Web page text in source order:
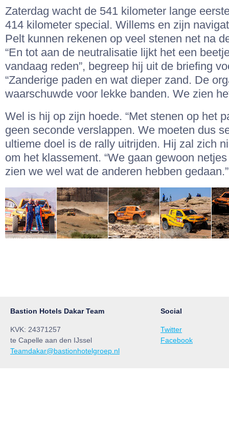
Zaterdag wacht de 541 kilometer lange
414 kilometer special. Willems en zijn
Pelt kunnen rekenen op veel stenen net na
“En tot aan de neutralisatie lijkt het een
vandaag reden”, begreep hij uit de briefing
“Zanderige paden en wat dieper zand. De
waarschuwde voor lekke banden. We zien
Wel is hij op zijn hoede. “Met stenen op het
geen seconde verslappen. We moeten dus
ultieme doel is de rally uitrijden. Hij zal zich
om het klassement. “We gaan gewoon
zien we wel wat de anderen hebben gedaan.”
Bastion Hotels Dakar Team
KVK: 24371257
te Capelle aan den IJssel
Teamdakar@bastionhotelgroep.nl
Social
Twitter
Facebook